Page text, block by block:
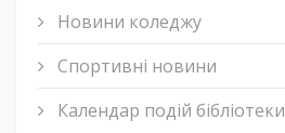
Новини коледжу
Спортивні новини
Календар подій бібліотеки